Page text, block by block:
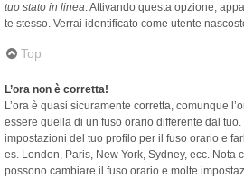
tuo stato in linea. Attivando questa opzione,
te stesso. Verrai identificato come utente
Top
L’ora non è corretta!
L’ora è quasi sicuramente corretta, comunque
essere quella di un fuso orario differente dal
impostazioni del tuo profilo per il fuso orario e
es. London, Paris, New York, Sydney, ecc. Nota
possono cambiare il fuso orario e molte